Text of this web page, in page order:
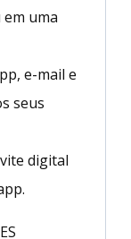
uma
e-mail e
seus
digital